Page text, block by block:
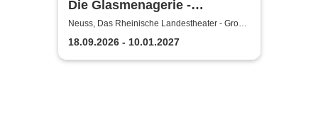
Die Glasmenagerie -
Rheinisches Landestheater
Neuss
Neuss, Das Rheinische Landestheater - Große
Bühne
18.09.2026 - 10.01.2027